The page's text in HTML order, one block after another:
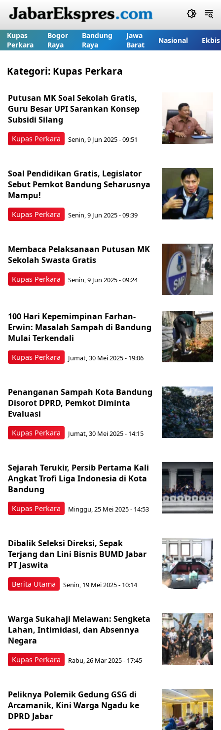
Kupas
Perkara
Bogor
Raya
Bandung
Raya
Jawa
Barat
Nasional Ekbis
Kategori: Kupas Perkara
Kupas Perkara
Putusan MK Soal Sekolah Gratis,
Guru Besar UPI Sarankan Konsep
Subsidi Silang
Senin, 9 Jun 2025 - 09:51
Kupas Perkara
Soal Pendidikan Gratis, Legislator
Sebut Pemkot Bandung Seharusnya
Mampu!
Senin, 9 Jun 2025 - 09:39
Kupas Perkara
Membaca Pelaksanaan Putusan MK
Sekolah Swasta Gratis
Senin, 9 Jun 2025 - 09:24
Kupas Perkara
100 Hari Kepemimpinan Farhan-
Erwin: Masalah Sampah di Bandung
Mulai Terkendali
Jumat, 30 Mei 2025 - 19:06
Kupas Perkara
Penanganan Sampah Kota Bandung
Disorot DPRD, Pemkot Diminta
Evaluasi
Jumat, 30 Mei 2025 - 14:15
Kupas Perkara
Sejarah Terukir, Persib Pertama Kali
Angkat Trofi Liga Indonesia di Kota
Bandung
Minggu, 25 Mei 2025 - 14:53
Berita Utama
Dibalik Seleksi Direksi, Sepak
Terjang dan Lini Bisnis BUMD Jabar
PT Jaswita
Senin, 19 Mei 2025 - 10:14
Kupas Perkara
Warga Sukahaji Melawan: Sengketa
Lahan, Intimidasi, dan Absennya
Negara
Rabu, 26 Mar 2025 - 17:45
Peliknya Polemik Gedung GSG di
Arcamanik, Kini Warga Ngadu ke
DPRD Jabar